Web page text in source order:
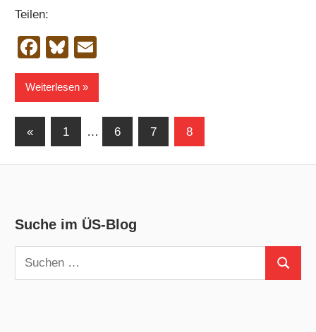
Teilen:
Facebook
Bluesky
Weiterlesen
Seitennummerierung
«Vorherige
1 … 6 7 8
Suche im ÜS-Blog
Suchen
nach:
Suchen